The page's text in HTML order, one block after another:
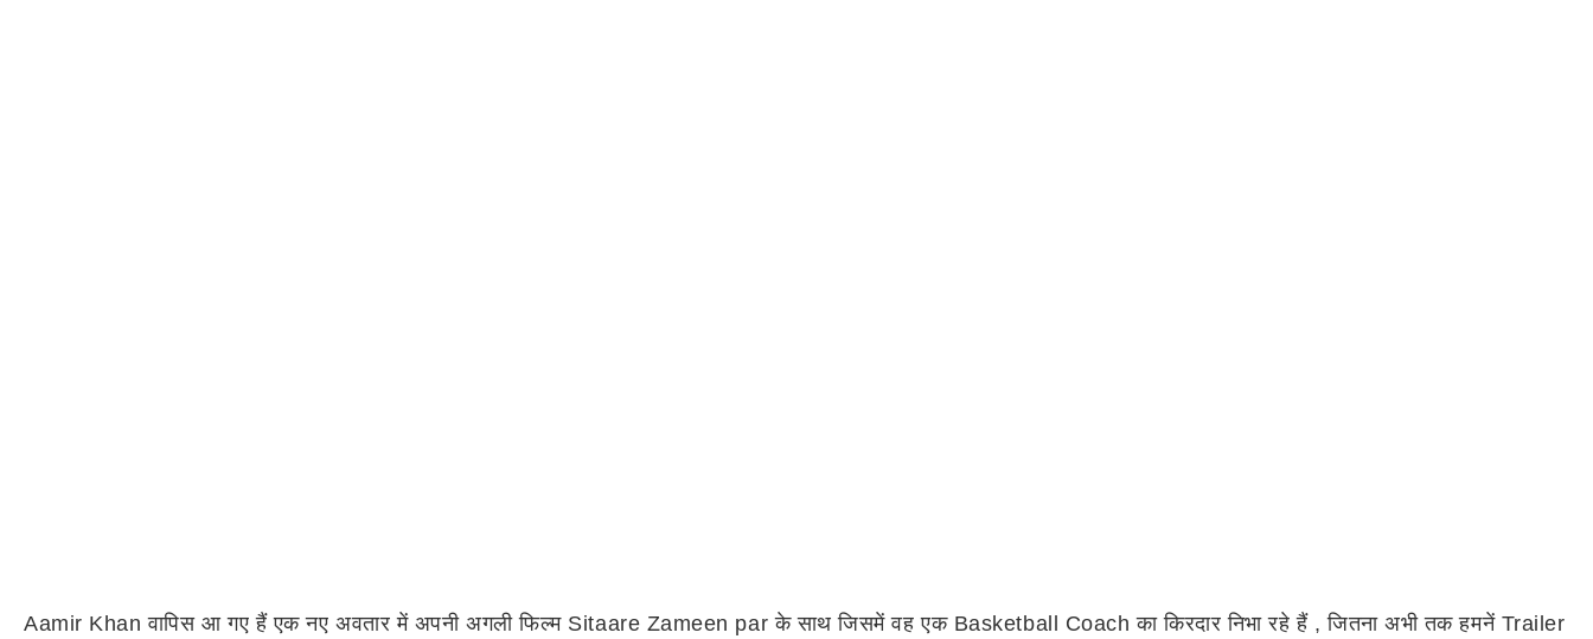
Aamir Khan वापिस आ गए हैं एक नए अवतार में अपनी अगली फिल्म Sitaare Zameen par के साथ जिसमें वह एक Basketball Coach का किरदार निभा रहे हैं , जितना अभी तक हमनें Trailer